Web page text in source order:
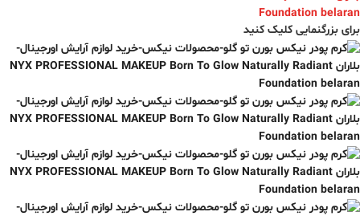
برای بزرگنمایی کلیک کنید